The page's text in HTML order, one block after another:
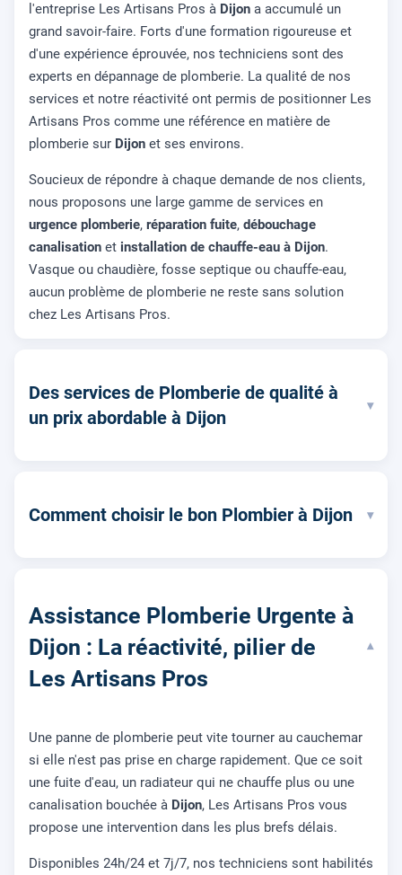
l'entreprise Les Artisans Pros à Dijon a accumulé un
grand savoir-faire. Forts d'une formation rigoureuse et
d'une expérience éprouvée, nos techniciens sont des
experts en dépannage de plomberie. La qualité de nos
services et notre réactivité ont permis de positionner Les
Artisans Pros comme une référence en matière de
plomberie sur Dijon et ses environs.
Soucieux de répondre à chaque demande de nos clients,
nous proposons une large gamme de services en
urgence plomberie, réparation fuite, débouchage
canalisation et installation de chauffe-eau à Dijon.
Vasque ou chaudière, fosse septique ou chauffe-eau,
aucun problème de plomberie ne reste sans solution
chez Les Artisans Pros.
Des services de Plomberie de qualité à
un prix abordable à Dijon
▾
Comment choisir le bon Plombier à Dijon ▾
Assistance Plomberie Urgente à
Dijon : La réactivité, pilier de
Les Artisans Pros
▾
Une panne de plomberie peut vite tourner au cauchemar
si elle n'est pas prise en charge rapidement. Que ce soit
une fuite d'eau, un radiateur qui ne chauffe plus ou une
canalisation bouchée à Dijon, Les Artisans Pros vous
propose une intervention dans les plus brefs délais.
Disponibles 24h/24 et 7j/7, nos techniciens sont habilités